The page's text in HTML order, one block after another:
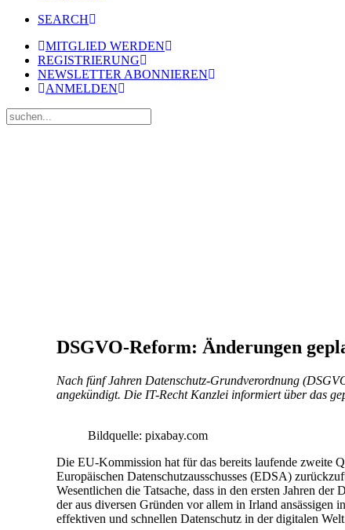
SEARCH
MITGLIED WERDEN
REGISTRIERUNG
NEWSLETTER ABONNIEREN
ANMELDEN
DSGVO-Reform: Änderungen
Nach fünf Jahren Datenschutz-Grundverordnung
angekündigt. Die IT-Recht Kanzlei informiert über das
Bildquelle: pixabay.com
Die EU-Kommission hat für das bereits laufende zweite
Europäischen Datenschutzausschusses (EDSA)
Wesentlichen die Tatsache, dass in den ersten Jahren
der aus diversen Gründen vor allem in Irland ansässigen
effektiven und schnellen Datenschutz in der digitalen